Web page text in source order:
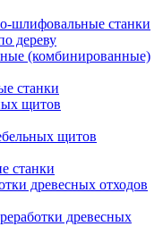
шлифовальные станки
дереву
(комбинированные)
станки
щитов
щитов
станки
древесных отходов
древесных